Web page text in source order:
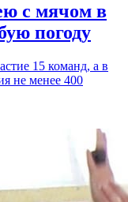
с мячом в
погоду
15 команд, а в
не менее 400